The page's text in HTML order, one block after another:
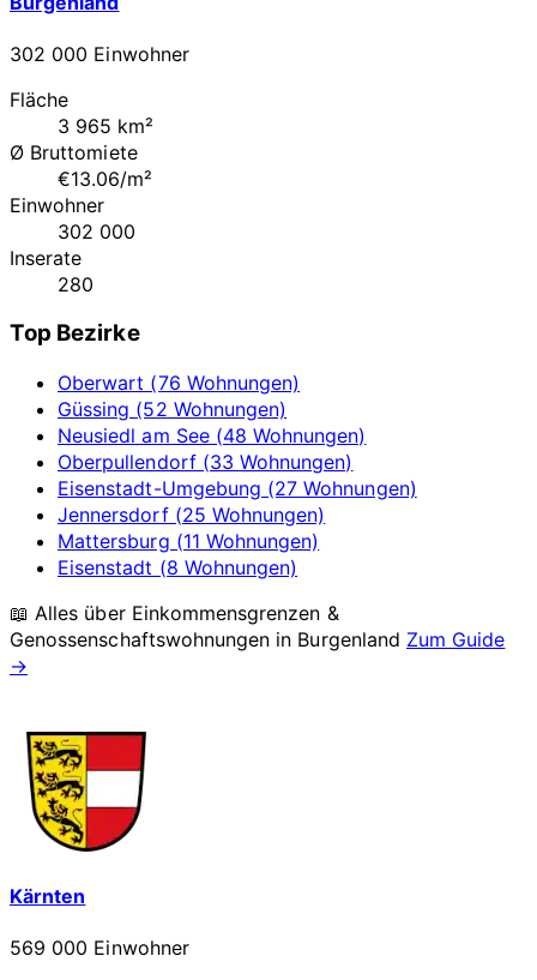
302 000 Einwohner
Fläche
3 965 km²
Ø Bruttomiete
€13.06/m²
Einwohner
302 000
Inserate
280
Top Bezirke
Oberwart (76 Wohnungen)
Güssing (52 Wohnungen)
Neusiedl am See (48 Wohnungen)
Oberpullendorf (33 Wohnungen)
Eisenstadt-Umgebung (27 Wohnungen)
Jennersdorf (25 Wohnungen)
Mattersburg (11 Wohnungen)
Eisenstadt (8 Wohnungen)
📖 Alles über Einkommensgrenzen &
Genossenschaftswohnungen in Burgenland Zum Guide
→
Kärnten
569 000 Einwohner